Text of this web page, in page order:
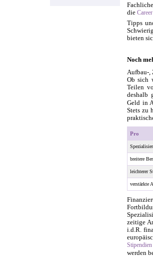
die
Tipps
bieten
Noch
Aufbau-,
Ob sich
Teilen
deshalb
Geld in
Stets zu
Pro
breitere
leichterer
verstärkte
zeitige
i.d.R.
Stipendien
werden